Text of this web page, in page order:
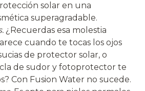
solar en una
superagradable.
¿Recuerdas esa molestia
cuando te tocas los ojos
de protector solar, o
de sudor y fotoprotector te
Con Fusion Water no sucede.